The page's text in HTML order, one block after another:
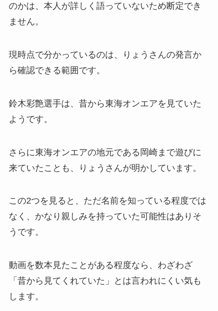
のかは、本人が詳しく語っていないため断定でき
ません。
現時点で分かっているのは、りょうさんの発言か
ら確認できる範囲です。
鈴木彩艶選手は、昔から東海オンエアを見ていた
ようです。
さらに東海オンエアの地元である岡崎まで遊びに
来ていたことも、りょうさんが明かしています。
この2つを見ると、ただ名前を知っている程度では
なく、かなり親しみを持っていた可能性はありそ
うです。
動画を数本見たことがある程度なら、わざわざ
「昔から見てくれていた」とは言われにくい気も
します。